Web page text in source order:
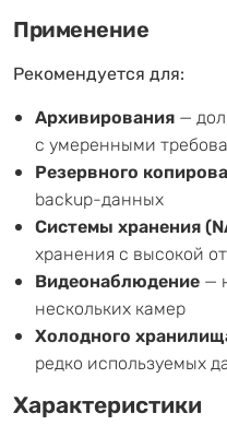
Применение
Рекомендуется для:
Архивирования —
с умеренными
Резервного
backup-данных
Системы хранения
хранения с высокой
Видеонаблюдение —
нескольких камер
Холодного
редко используемых
Характеристики